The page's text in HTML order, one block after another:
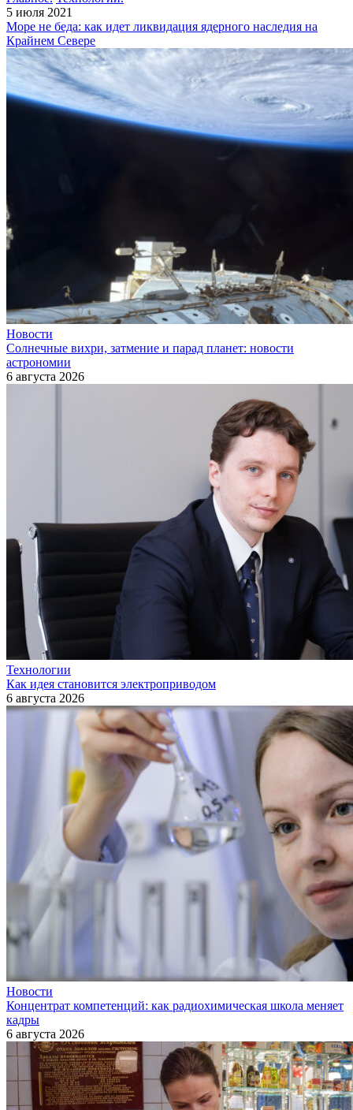
5 июля 2021
Море не беда: как идет ликвидация ядерного наследия на
Крайнем Севере
Новости
Солнечные вихри, затмение и парад планет: новости
астрономии
6 августа 2026
Технологии
Как идея становится электроприводом
6 августа 2026
Новости
Концентрат компетенций: как радиохимическая школа меняет
кадры
6 августа 2026